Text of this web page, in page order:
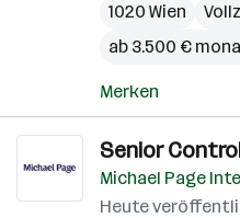
1020 Wien
ab 3.500 €
Merken
Senior
Michael Page
Heute